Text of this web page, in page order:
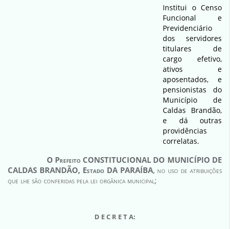
Institui o Censo
Funcional e
Previdenciário
dos servidores
titulares de
cargo efetivo,
ativos e
aposentados, e
pensionistas do
Município de
Caldas Brandão,
e dá outras
providências
correlatas.
O Prefeito CONSTITUCIONAL DO MUNICÍPIO DE
CALDAS BRANDÃO, Estado DA PARAÍBA, no uso de atribuições
que lhe são conferidas pela lei orgânica municipal;
D E C R E T A: